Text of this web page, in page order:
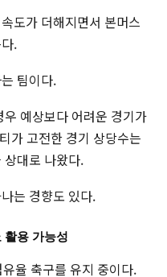
도가 더해지면서 본머스
.
팀이다.
예상보다 어려운 경기가
가 고전한 경기 상당수는
상대로 나왔다.
는 경향도 있다.
활용 가능성
율 축구를 유지 중이다.